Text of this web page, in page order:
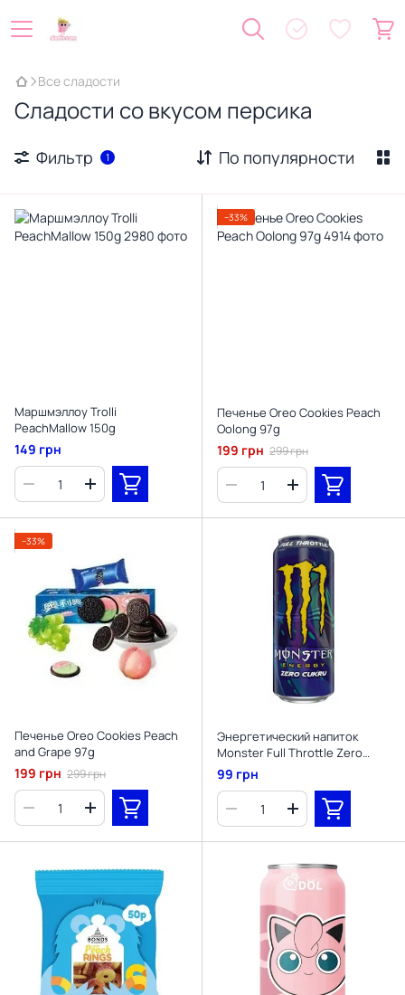
Все сладости
Сладости со вкусом персика
Фильтр 1 По популярности
Маршмэллоу Trolli
PeachMallow 150g
149 грн
−33%
Печенье Oreo Cookies Peach
Oolong 97g
199 грн 299 грн
−33%
Печенье Oreo Cookies Peach
and Grape 97g
199 грн 299 грн
Энергетический напиток
Monster Full Throttle Zero
Sugar 500 мл
99 грн